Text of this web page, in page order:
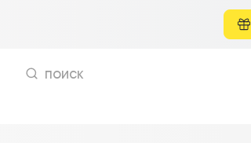
поиск